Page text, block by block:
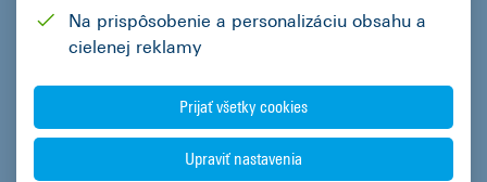
Regióny
Kalkulačky
Leasingová kalkulačka
Kalkulačka úspor s elektromobilom
Na prispôsobenie a personalizáciu obsahu a
cielenej reklamy
Prijať všetky cookies
Upraviť nastavenia